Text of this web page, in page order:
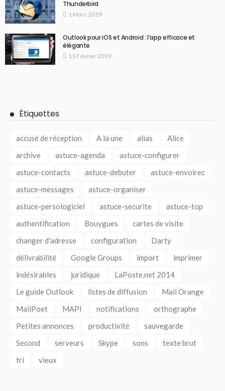
Thunderbird
1 Mars 2019
Outlook pour iOS et Android : l’app efficace et
élégante
11 Février 2019
Étiquettes
accusé de réception A la une alias
Alice
archive
astuce-agenda
astuce-configurer
astuce-contacts
astuce-debuter
astuce-envoirec
astuce-messages
astuce-organiser
astuce-persologiciel
astuce-securite
astuce-top
authentification
Bouygues
cartes de visite
changer d'adresse
configuration
Darty
délivrabilité
Google Groups import
imprimer
indésirables
juridique
LaPoste.net 2014
Le guide Outlook
listes de diffusion
Mail Orange
MailPoet
MAPI notifications
orthographe
Petites annonces
productivité
sauvegarde
Second
serveurs Skype sons
texte brut
tri
vieux